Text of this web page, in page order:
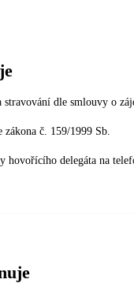
stravování dle smlouvy o
zákona č. 159/1999 Sb.
hovořícího delegáta na